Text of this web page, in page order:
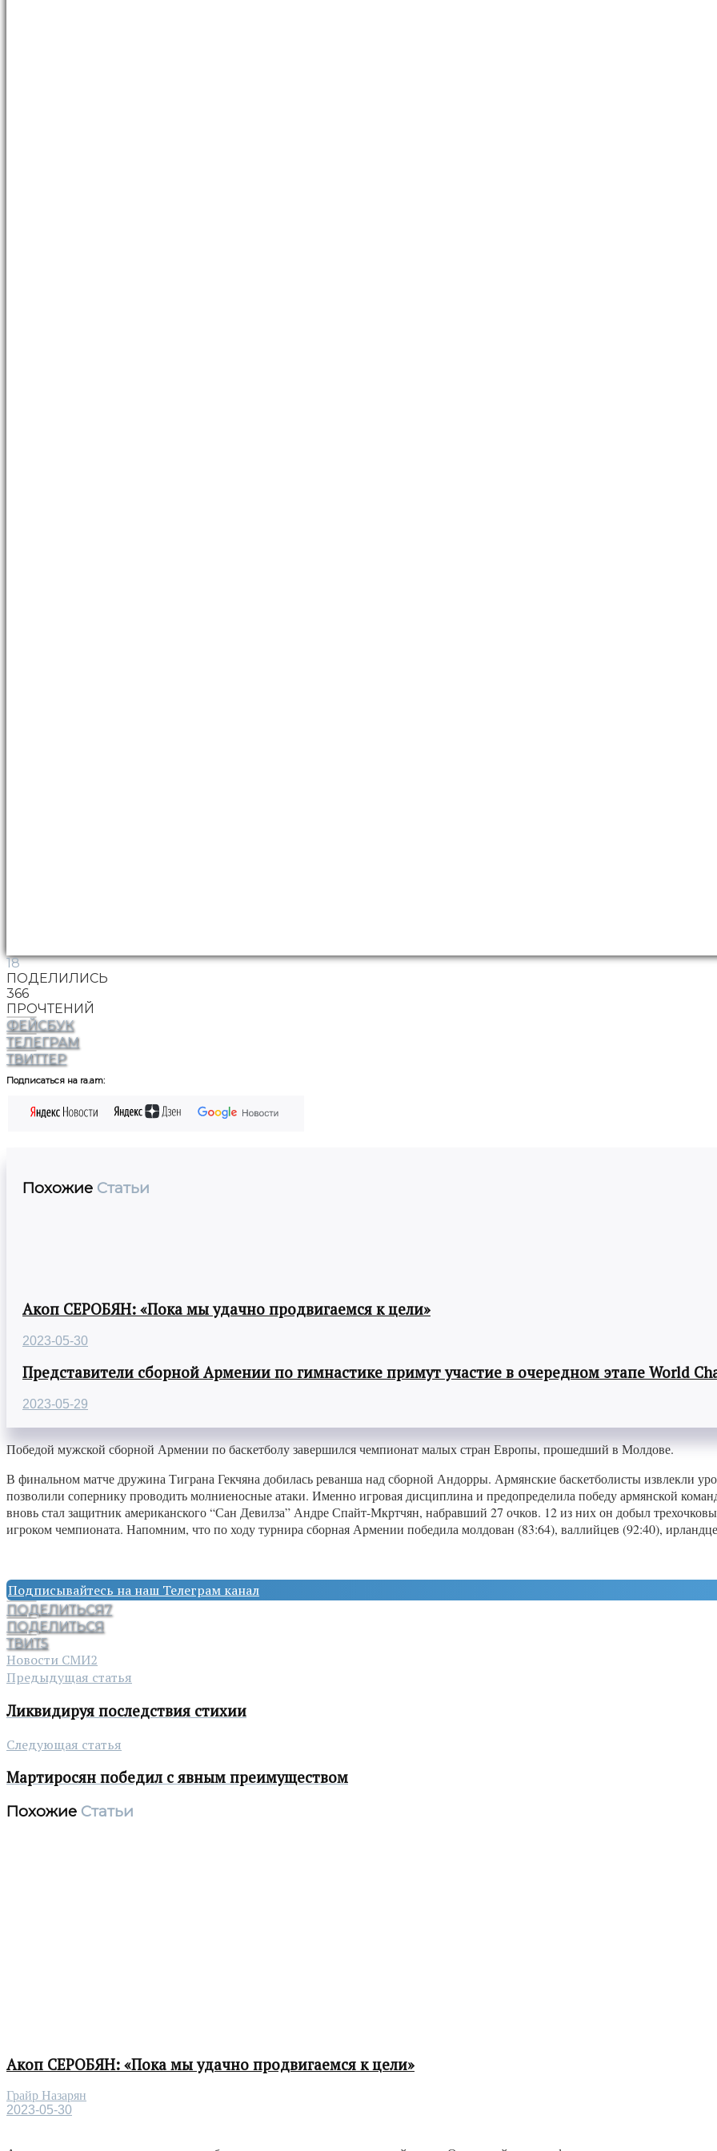
18
ПОДЕЛИЛИСЬ
366
ПРОЧТЕНИЙ
ФЕЙСБУК
ТЕЛЕГРАМ
ТВИТТЕР
Подписаться на ra.am:
Похожие Статьи
Акоп СЕРОБЯН: «Пока мы удачно продвигаемся к цели»
2023-05-30
Представители сборной Армении по гимнастике примут участие в очередном этапе World
2023-05-29
Победой мужской сборной Армении по баскетболу завершился чемпионат малых стран Европы, прошедший в Молдове.
В финальном матче дружина Тиграна Гекчяна добилась реванша над сборной Андорры. Армянские баскетболисты извлекли
позволили сопернику проводить молниеносные атаки. Именно игровая дисциплина и предопределила победу армянской
вновь стал защитник американского “Сан Девилза” Андре Спайт-Мкртчян, набравший 27 очков. 12 из них он добыл
игроком чемпионата. Напомним, что по ходу турнира сборная Армении победила молдован (83:64), валлийцев (92:40),
Подписывайтесь на наш Телеграм канал
ПОДЕЛИТЬСЯ7
ПОДЕЛИТЬСЯ
ТВИТ5
Новости СМИ2
Предыдущая статья
Ликвидируя последствия стихии
Следующая статья
Мартиросян победил с явным преимуществом
Похожие Статьи
Акоп СЕРОБЯН: «Пока мы удачно продвигаемся к цели»
Грайр Назарян
2023-05-30